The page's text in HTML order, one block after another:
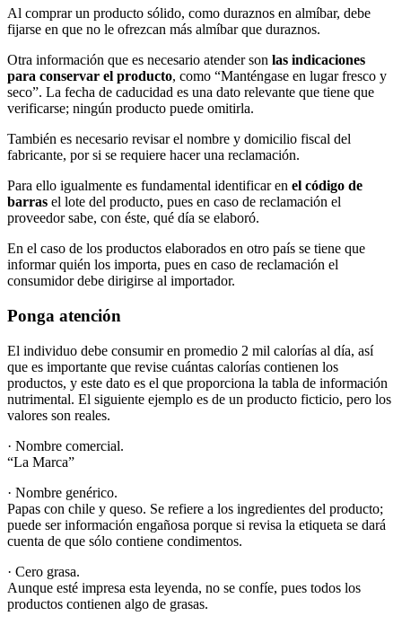
Al comprar un producto sólido, como duraznos en almíbar, debe
fijarse en que no le ofrezcan más almíbar que duraznos.
Otra información que es necesario atender son las indicaciones
para conservar el producto, como “Manténgase en lugar fresco y
seco”. La fecha de caducidad es una dato relevante que tiene que
verificarse; ningún producto puede omitirla.
También es necesario revisar el nombre y domicilio fiscal del
fabricante, por si se requiere hacer una reclamación.
Para ello igualmente es fundamental identificar en el código de
barras el lote del producto, pues en caso de reclamación el
proveedor sabe, con éste, qué día se elaboró.
En el caso de los productos elaborados en otro país se tiene que
informar quién los importa, pues en caso de reclamación el
consumidor debe dirigirse al importador.
Ponga atención
El individuo debe consumir en promedio 2 mil calorías al día, así
que es importante que revise cuántas calorías contienen los
productos, y este dato es el que proporciona la tabla de información
nutrimental. El siguiente ejemplo es de un producto ficticio, pero los
valores son reales.
· Nombre comercial.
“La Marca”
· Nombre genérico.
Papas con chile y queso. Se refiere a los ingredientes del producto;
puede ser información engañosa porque si revisa la etiqueta se dará
cuenta de que sólo contiene condimentos.
· Cero grasa.
Aunque esté impresa esta leyenda, no se confíe, pues todos los
productos contienen algo de grasas.